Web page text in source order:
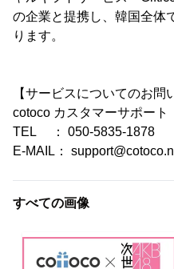
の企業と提携し、韓国全体
ります。
【サービスについてのお問
cotoco カスタマーサポート
TEL ： 050-5835-1878
E-MAIL：
すべての画像